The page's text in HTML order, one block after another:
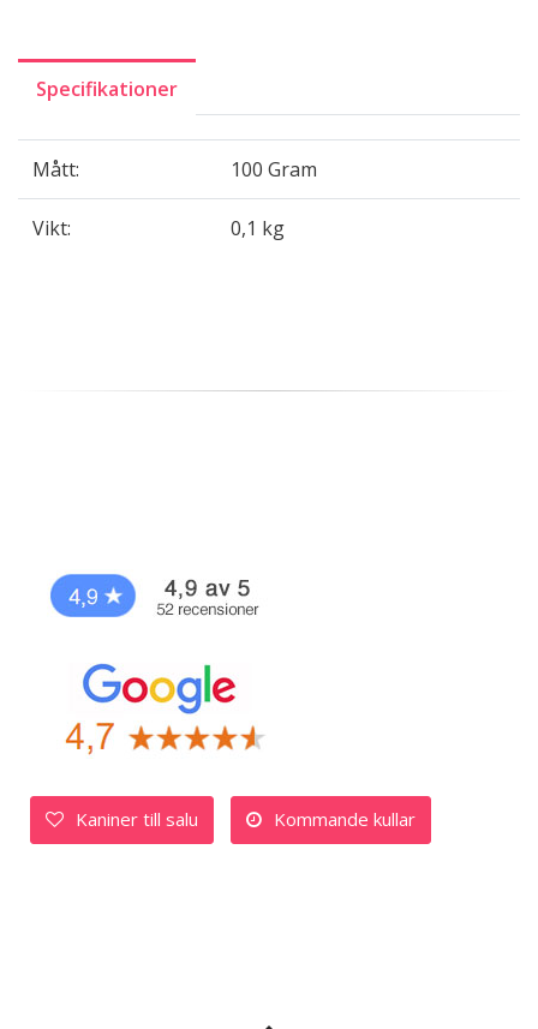
Specifikationer
Mått: 100 Gram
Vikt: 0,1 kg
Kaniner till salu Kommande kullar